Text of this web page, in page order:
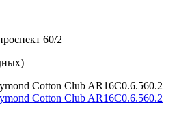
60/2